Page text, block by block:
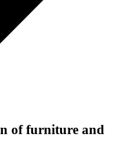
of furniture and